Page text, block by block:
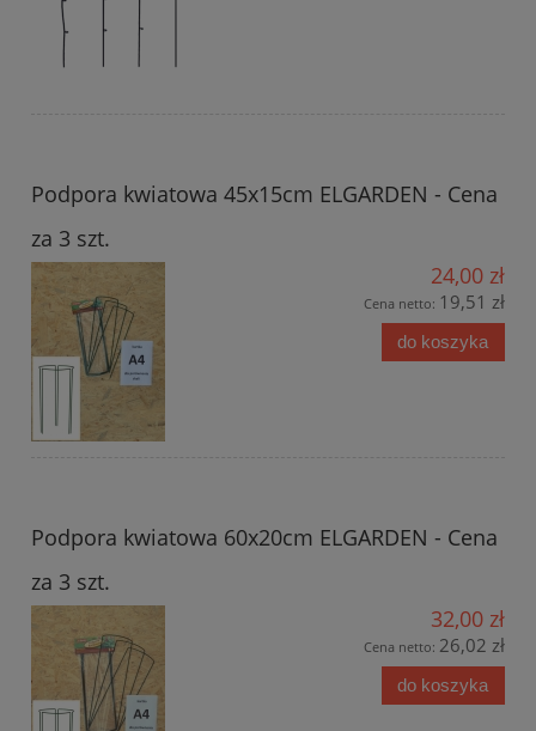
Podpora kwiatowa 45x15cm ELGARDEN - Cena
za 3 szt.
24,00 zł
Cena netto: 19,51 zł
do koszyka
Podpora kwiatowa 60x20cm ELGARDEN - Cena
za 3 szt.
32,00 zł
Cena netto: 26,02 zł
do koszyka